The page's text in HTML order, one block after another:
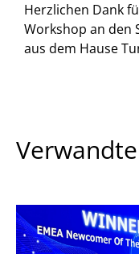
Herzlichen Dank
Workshop an den
aus dem Hause